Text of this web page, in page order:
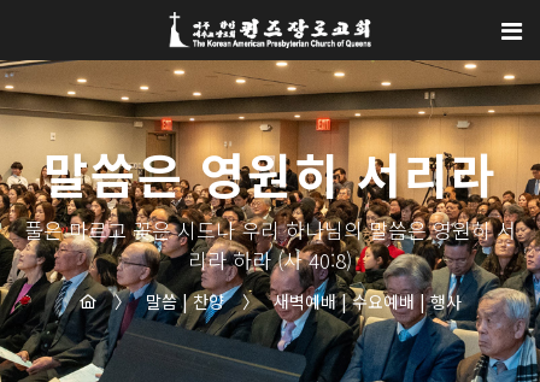
말씀은 영원히 서리라
풀은 마르고 꽃은 시드나 우리 하나님의 말씀은 영원히 서
리라 하라 (사 40:8)
〉 말씀 | 찬양 〉 새벽예배 | 수요예배 | 행사